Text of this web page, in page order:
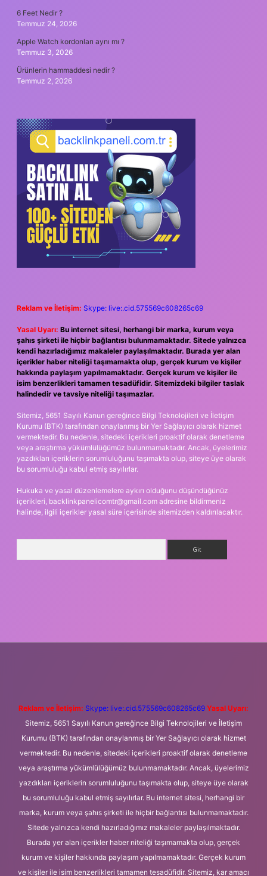
6 Feet Nedir ?
Temmuz 24, 2026
Apple Watch kordonları aynı mı ?
Temmuz 3, 2026
Ürünlerin hammaddesi nedir ?
Temmuz 2, 2026
Reklam ve İletişim: Skype: live:.cid.575569c608265c69
Yasal Uyarı: Bu internet sitesi, herhangi bir marka, kurum veya
şahıs şirketi ile hiçbir bağlantısı bulunmamaktadır. Sitede yalnızca
kendi hazırladığımız makaleler paylaşılmaktadır. Burada yer alan
içerikler haber niteliği taşımamakta olup, gerçek kurum ve kişiler
hakkında paylaşım yapılmamaktadır. Gerçek kurum ve kişiler ile
isim benzerlikleri tamamen tesadüfidir. Sitemizdeki bilgiler taslak
halindedir ve tavsiye niteliği taşımazlar.
Sitemiz, 5651 Sayılı Kanun gereğince Bilgi Teknolojileri ve İletişim
Kurumu (BTK) tarafından onaylanmış bir Yer Sağlayıcı olarak hizmet
vermektedir. Bu nedenle, sitedeki içerikleri proaktif olarak denetleme
veya araştırma yükümlülüğümüz bulunmamaktadır. Ancak, üyelerimiz
yazdıkları içeriklerin sorumluluğunu taşımakta olup, siteye üye olarak
bu sorumluluğu kabul etmiş sayılırlar.
Hukuka ve yasal düzenlemelere aykırı olduğunu düşündüğünüz
içerikleri, backlinkpanelicomtr@gmail.com adresine bildirmeniz
halinde, ilgili içerikler yasal süre içerisinde sitemizden kaldırılacaktır.
Reklam ve İletişim: Skype: live:.cid.575569c608265c69 Yasal Uyarı:
Sitemiz, 5651 Sayılı Kanun gereğince Bilgi Teknolojileri ve İletişim
Kurumu (BTK) tarafından onaylanmış bir Yer Sağlayıcı olarak hizmet
vermektedir. Bu nedenle, sitedeki içerikleri proaktif olarak denetleme
veya araştırma yükümlülüğümüz bulunmamaktadır. Ancak, üyelerimiz
yazdıkları içeriklerin sorumluluğunu taşımakta olup, siteye üye olarak
bu sorumluluğu kabul etmiş sayılırlar. Bu internet sitesi, herhangi bir
marka, kurum veya şahıs şirketi ile hiçbir bağlantısı bulunmamaktadır.
Sitede yalnızca kendi hazırladığımız makaleler paylaşılmaktadır.
Burada yer alan içerikler haber niteliği taşımamakta olup, gerçek
kurum ve kişiler hakkında paylaşım yapılmamaktadır. Gerçek kurum
ve kişiler ile isim benzerlikleri tamamen tesadüfidir. Sitemiz, kar amacı